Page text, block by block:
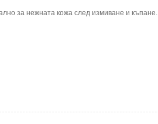
за нежната кожа след измиване и къпане.